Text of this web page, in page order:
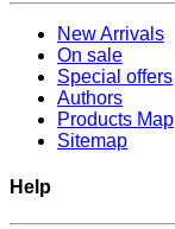
New Arrivals
On sale
Special offers
Authors
Products Map
Sitemap
Help